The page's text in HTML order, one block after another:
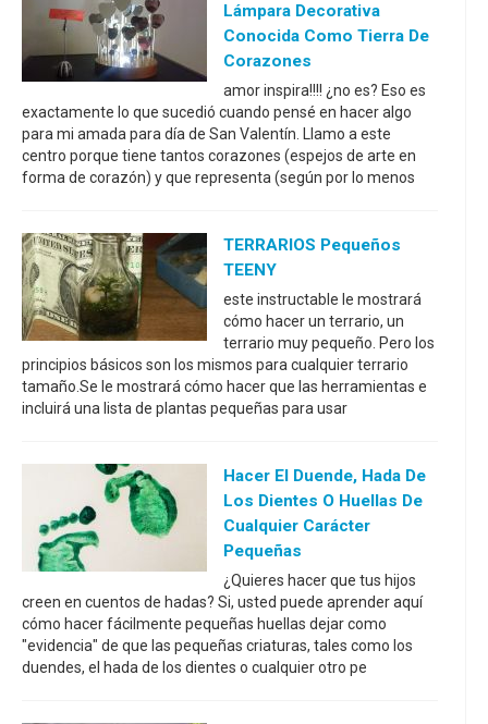
Lámpara Decorativa
Conocida Como Tierra De
Corazones
amor inspira!!!! ¿no es? Eso es
exactamente lo que sucedió cuando pensé en hacer algo
para mi amada para día de San Valentín. Llamo a este
centro porque tiene tantos corazones (espejos de arte en
forma de corazón) y que representa (según por lo menos
TERRARIOS Pequeños
TEENY
este instructable le mostrará
cómo hacer un terrario, un
terrario muy pequeño. Pero los
principios básicos son los mismos para cualquier terrario
tamaño.Se le mostrará cómo hacer que las herramientas e
incluirá una lista de plantas pequeñas para usar
Hacer El Duende, Hada De
Los Dientes O Huellas De
Cualquier Carácter
Pequeñas
¿Quieres hacer que tus hijos
creen en cuentos de hadas? Si, usted puede aprender aquí
cómo hacer fácilmente pequeñas huellas dejar como
"evidencia" de que las pequeñas criaturas, tales como los
duendes, el hada de los dientes o cualquier otro pe